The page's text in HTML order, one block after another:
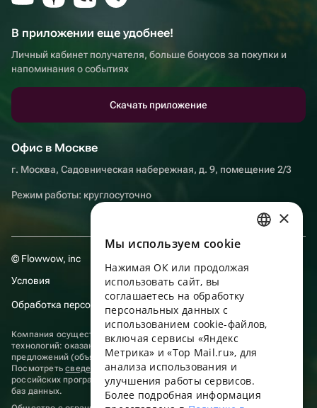
В приложении еще удобнее!
Личный кабинет получателя, больше бонусов за покупки и
напоминания о событиях
Скачать приложение
Офис в Москве
г. Москва, Садовническая набережная, д. 9, помещение 2/3
Режим работы: круглосуточно
© Flowwow, inc
Условия
Обработка персональных данных
Компания осуществляет деятельность в области информационных
технологий: оказание услуг в сети “Интернет” по размещению
предложений (объявлений) продавцов о реализации товаров.
Посмотретьсведения о программах, включенных в реестр
российских программ для электронных вычислительных машин и
баз данных.
ENGLISH
UKRAINIAN
PORTUGUESE
×
Мы используем сookie
Нажимая ОК или продолжая
использовать сайт, вы
соглашаетесь на обработку
персональных данных с
использованием cookie-файлов,
включая сервисы «Яндекс
Метрика» и «Top Mail.ru», для
анализа использования и
улучшения работы сервисов.
Более подробная информация